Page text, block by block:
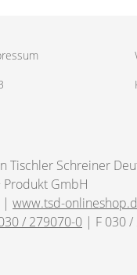
Tischler Schreiner
Produkt GmbH
| www.tsd-
/ 279070-0 | F 030